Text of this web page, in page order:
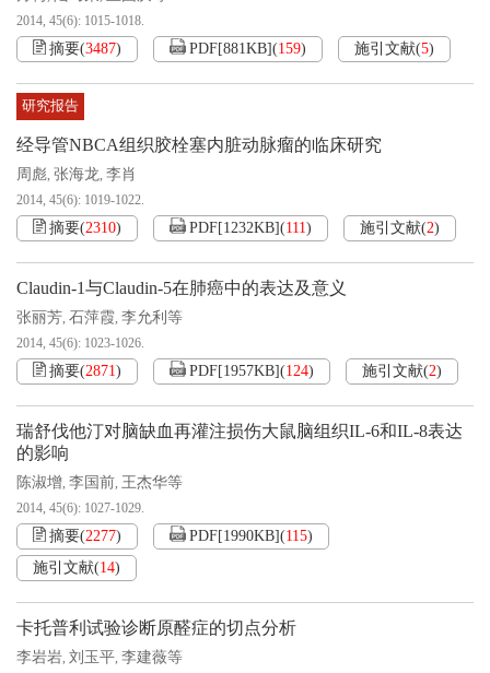
2014, 45(6): 1015-1018.
摘要(3487) PDF[881KB](159) 施引文献(5)
研究报告
经导管NBCA组织胶栓塞内脏动脉瘤的临床研究
周彪, 张海龙, 李肖
2014, 45(6): 1019-1022.
摘要(2310) PDF[1232KB](111) 施引文献(2)
Claudin-1与Claudin-5在肺癌中的表达及意义
张丽芳, 石萍霞, 李允利等
2014, 45(6): 1023-1026.
摘要(2871) PDF[1957KB](124) 施引文献(2)
瑞舒伐他汀对脑缺血再灌注损伤大鼠脑组织IL-6和IL-8表达
的影响
陈淑增, 李国前, 王杰华等
2014, 45(6): 1027-1029.
摘要(2277) PDF[1990KB](115)
施引文献(14)
卡托普利试验诊断原醛症的切点分析
李岩岩, 刘玉平, 李建薇等